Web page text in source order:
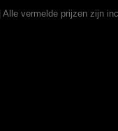
| Alle vermelde prijzen zijn